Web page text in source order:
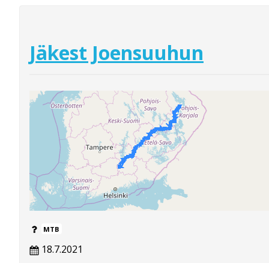
Jäkest Joensuuhun
MTB
18.7.2021